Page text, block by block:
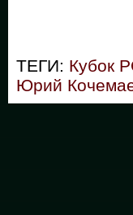
ТЕГИ: Кубок
Юрий